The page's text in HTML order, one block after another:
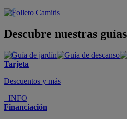
Descubre nuestras guías
Tarjeta
Descuentos y más
+INFO
Financiación